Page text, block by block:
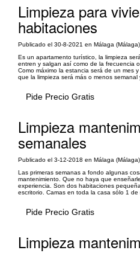
Limpieza para
habitaciones
Publicado el 30-8-2021 en Málaga (Málaga)
Es un apartamento turístico, la limpieza
entren y salgan así como de la frecuencia
Como máximo la estancia será de un mes
que la limpieza será más o menos semanal
Pide Precio Gratis
Limpieza
semanales
Publicado el 3-12-2018 en Málaga (Málaga)
Las primeras semanas a fondo algunas
mantenimiento. Que no haya que
experiencia. Son dos habitaciones
escritorio. Camas en toda la casa sólo 1
Pide Precio Gratis
Limpieza